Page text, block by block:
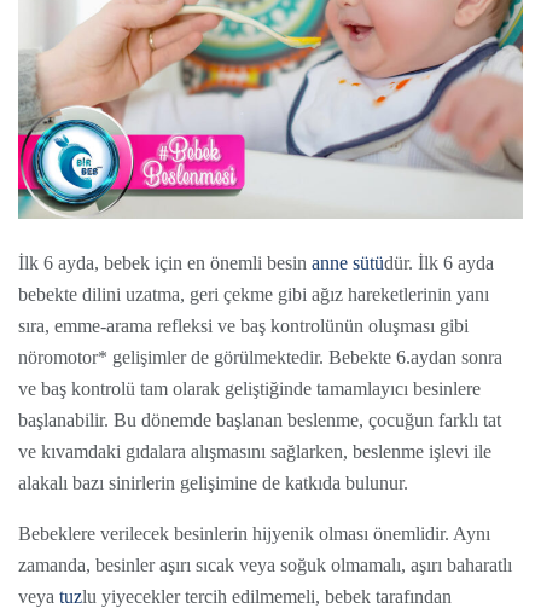
İlk 6 ayda, bebek için en önemli besin anne sütüdür. İlk 6 ayda
bebekte dilini uzatma, geri çekme gibi ağız hareketlerinin yanı
sıra, emme-arama refleksi ve baş kontrolünün oluşması gibi
nöromotor* gelişimler de görülmektedir. Bebekte 6.aydan sonra
ve baş kontrolü tam olarak geliştiğinde tamamlayıcı besinlere
başlanabilir. Bu dönemde başlanan beslenme, çocuğun farklı tat
ve kıvamdaki gıdalara alışmasını sağlarken, beslenme işlevi ile
alakalı bazı sinirlerin gelişimine de katkıda bulunur.
Bebeklere verilecek besinlerin hijyenik olması önemlidir. Aynı
zamanda, besinler aşırı sıcak veya soğuk olmamalı, aşırı baharatlı
veya tuzlu yiyecekler tercih edilmemeli, bebek tarafından